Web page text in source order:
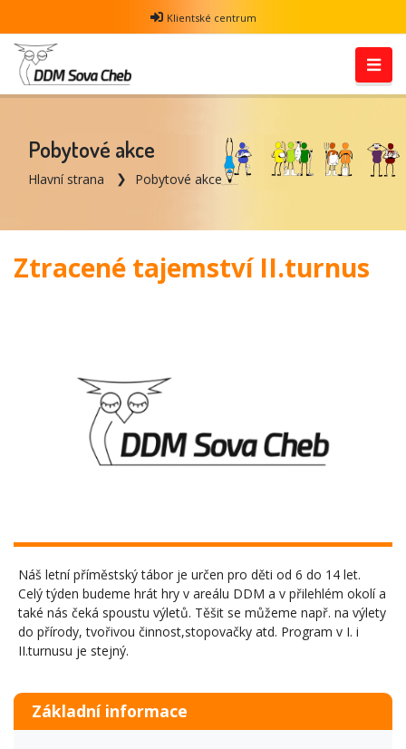
Klientské centrum
Pobytové akce
Hlavní strana Pobytové akce
Ztracené tajemství II.turnus
Náš letní příměstský tábor je určen pro děti od 6 do 14 let.
Celý týden budeme hrát hry v areálu DDM a v přilehlém okolí a
také nás čeká spoustu výletů. Těšit se můžeme např. na výlety
do přírody, tvořivou činnost,stopovačky atd. Program v I. i
II.turnusu je stejný.
Základní informace